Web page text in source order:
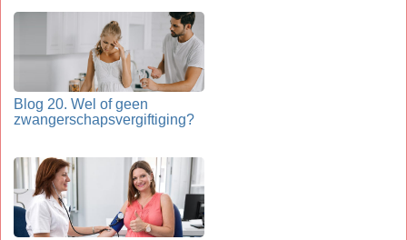
Blog 20. Wel of geen
zwangerschapsvergiftiging?